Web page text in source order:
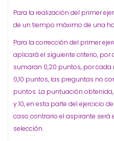
Para la realización del primer
de un tiempo máximo de una
Para la corrección del primer
aplicará el siguiente criterio, por
sumaran 0,20 puntos, por cada
0,10 puntos, las preguntas no
puntos. La puntuación
y 10, en esta parte del ejercicio
caso contrario el aspirante será
selección.